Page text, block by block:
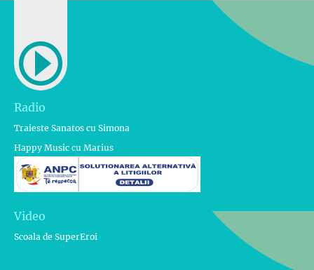
Radio
Traieste Sanatos cu Simona
Happy Music cu Marius
Video
Scoala de SuperEroi